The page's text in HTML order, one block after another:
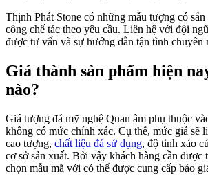
Thịnh Phát Stone có những mẫu tượng có
công chế tác theo yêu cầu. Liên hệ với đội
được tư vấn và sự hướng dẫn tận tình chuyên
Giá thành sản phẩm hiện
nào?
Giá tượng đá mỹ nghệ Quan âm phụ thuộc
không có mức chính xác. Cụ thể, mức giá sẽ
cao tượng, chất liệu đá sử dụng, độ tinh xảo
cơ sở sản xuất. Bởi vậy khách hàng cần được
chọn mẫu mã với có thể được cung cấp báo